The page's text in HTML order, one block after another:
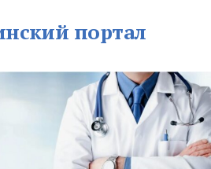
портал